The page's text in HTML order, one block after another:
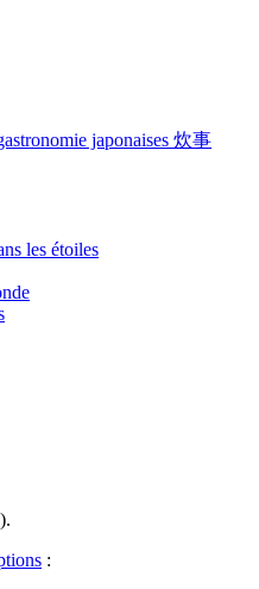
japonaises 炊事
les étoiles
).
: